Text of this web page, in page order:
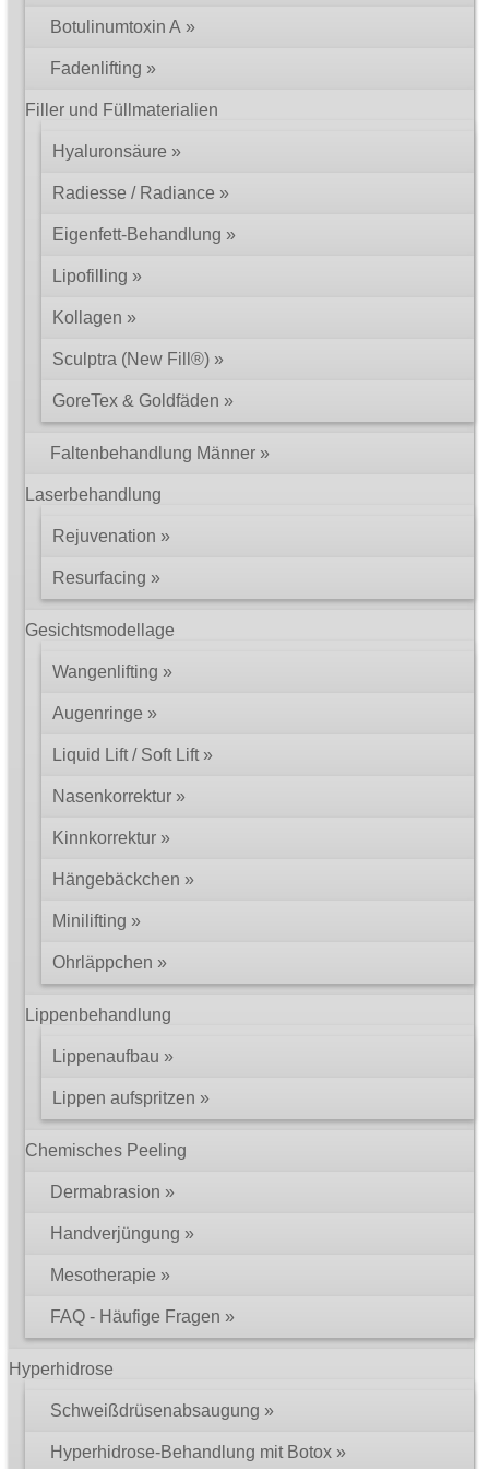
Botulinumtoxin A
Fadenlifting
Filler und Füllmaterialien
Hyaluronsäure
Radiesse / Radiance
Eigenfett-Behandlung
Lipofilling
Kollagen
Sculptra (New Fill®)
GoreTex & Goldfäden
Faltenbehandlung Männer
Laserbehandlung
Rejuvenation
Resurfacing
Gesichtsmodellage
Wangenlifting
Augenringe
Liquid Lift / Soft Lift
Nasenkorrektur
Kinnkorrektur
Hängebäckchen
Minilifting
Ohrläppchen
Lippenbehandlung
Lippenaufbau
Lippen aufspritzen
Chemisches Peeling
Dermabrasion
Handverjüngung
Mesotherapie
FAQ - Häufige Fragen
Hyperhidrose
Schweißdrüsenabsaugung
Hyperhidrose-Behandlung mit Botox